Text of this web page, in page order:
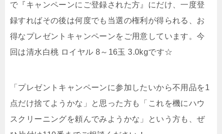
で『キャンペーンにご登録された方』にだけ、一度登
録すればその後は何度でも当選の権利が得られる、お
得なプレゼントキャンペーンをご用意しています。今
回は清水白桃 ロイヤル 8～16玉 3.0kgです☆
「プレゼントキャンペーンに参加したいから不用品を1
点だけ捨てようかな」と思った方も「これを機にハウ
スクリーニングを頼んでみようかな」という方も、ぜ